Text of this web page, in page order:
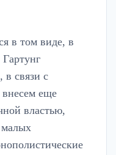
в том виде, в
в связи с
еще
властью,
малых